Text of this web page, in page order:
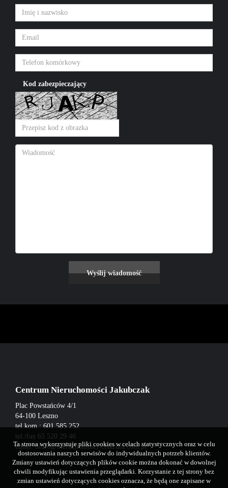
Kod zabezpieczający
Centrum Nieruchomości Jakubczak
Plac Powstańców 4/1
64-100 Leszno
tel.kom.: 601 585 252
tel./fax 65 520 29 46
email:biuro@nieruchomosci-centrum.com.pl
Ta strona wykorzystuje pliki cookies w celach statystycznych oraz w celu
dostosowania naszych serwisów do indywidualnych potrzeb klientów.
Zmiany ustawień dotyczących plików cookie można dokonać w dowolnej
chwili modyfikując ustawienia przeglądarki. Korzystanie z tej strony bez
zmian ustawień dotyczących cookies oznacza, że będą one zapisane w